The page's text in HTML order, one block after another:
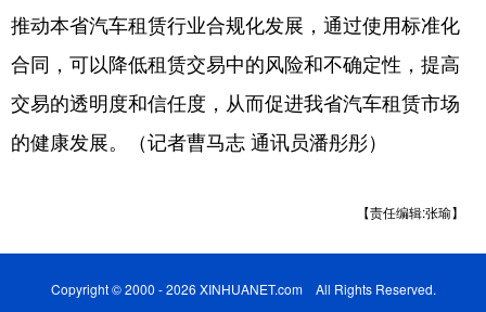
推动本省汽车租赁行业合规化发展，通过使用标准化
合同，可以降低租赁交易中的风险和不确定性，提高
交易的透明度和信任度，从而促进我省汽车租赁市场
的健康发展。（记者曹马志 通讯员潘彤彤）
【责任编辑:张瑜】
Copyright © 2000 - 2026 XINHUANET.com All Rights Reserved.